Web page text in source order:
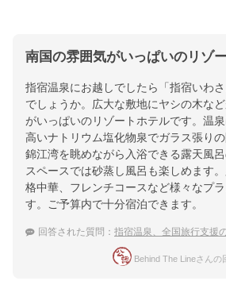
南国の雰囲気がいっぱいのリゾ
指宿温泉にお越しでしたら「指宿いわ
でしょうか。広大な敷地にヤシの木な
がいっぱいのリゾートホテルです。温
高いナトリウム塩化物泉でガラス張り
錦江湾を眺めながら入浴できる露天風
スペースでは砂蒸し風呂も楽しめます
格中華、フレンチコースなど様々なプ
す。ご予算内で十分宿泊できます。
回答された質問： 指宿温泉、全国旅行支援の利用に、リ
Behind The Lineさんの